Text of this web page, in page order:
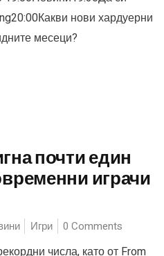
нови хардуерни
месеци?
почти един
играчи
Игри 0 Comments
числа, като от From